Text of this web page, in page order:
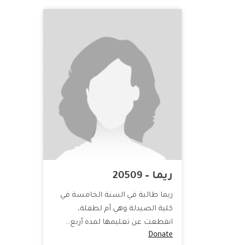
ريما – 20509
ريما طالبة في السنة الخامسة في
كلية الصيدلة وهي أم لطفلة،
انقطعت عن تعليمها لمدة أربع…
Donate